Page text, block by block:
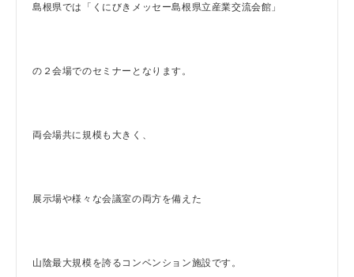
島根県では「くにびきメッセー島根県立産業交流会館」
の２会場でのセミナーとなります。
両会場共に規模も大きく、
展示場や様々な会議室の両方を備えた
山陰最大規模を誇るコンベンション施設です。